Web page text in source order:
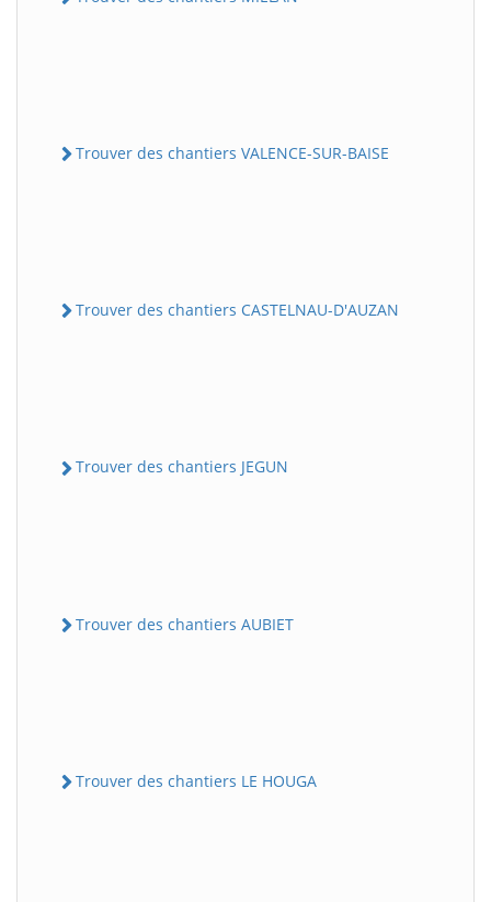
Trouver des chantiers VALENCE-SUR-BAISE
Trouver des chantiers CASTELNAU-D'AUZAN
Trouver des chantiers JEGUN
Trouver des chantiers AUBIET
Trouver des chantiers LE HOUGA